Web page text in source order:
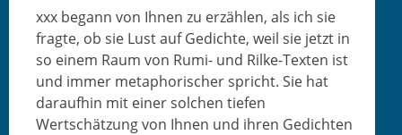
xxx begann von Ihnen zu erzählen, als ich sie
fragte, ob sie Lust auf Gedichte, weil sie jet­zt in
so einem Raum von Rumi- und Rilke-Tex­ten ist
und immer metapho­risch­er spricht. Sie hat
daraufhin mit ein­er solchen tiefen
Wertschätzung von Ihnen und ihren Gedicht­en